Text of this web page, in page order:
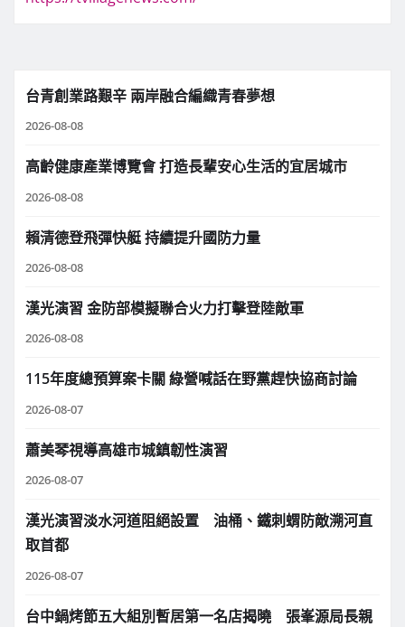
台青創業路艱辛 兩岸融合編織青春夢想
2026-08-08
高齡健康產業博覽會 打造長輩安心生活的宜居城市
2026-08-08
賴清德登飛彈快艇 持續提升國防力量
2026-08-08
漢光演習 金防部模擬聯合火力打擊登陸敵軍
2026-08-08
115年度總預算案卡關 綠營喊話在野黨趕快協商討論
2026-08-07
蕭美琴視導高雄市城鎮韌性演習
2026-08-07
漢光演習淡水河道阻絕設置 油桶、鐵刺蝟防敵溯河直
取首都
2026-08-07
台中鍋烤節五大組別暫居第一名店揭曉 張峯源局長親